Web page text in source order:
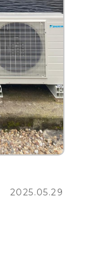
2025.05.29